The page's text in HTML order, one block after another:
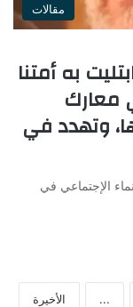
مقالات
به أمتنا
معارك
وتهدد في
الإجتماعي في
... الأخيرة